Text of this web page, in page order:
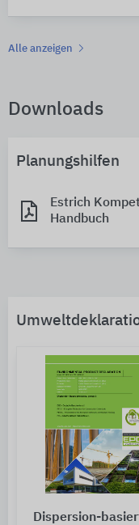
Alle anzeigen
Downloads
Planungshilfen
Estrich
Handbuch
Dispersion-